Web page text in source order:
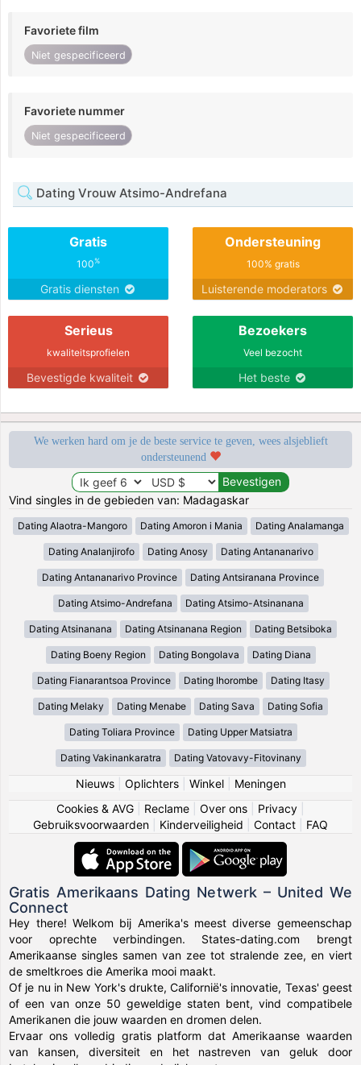
Favoriete film
Niet gespecificeerd
Favoriete nummer
Niet gespecificeerd
Dating Vrouw Atsimo-Andrefana
Gratis
100%
Gratis diensten
Ondersteuning
100% gratis
Luisterende moderators
Serieus
kwaliteitsprofielen
Bevestigde kwaliteit
Bezoekers
Veel bezocht
Het beste
We werken hard om je de beste service te geven, wees alsjeblieft
ondersteunend
Vind singles in de gebieden van: Madagaskar
Dating Alaotra-Mangoro Dating Amoron i Mania Dating Analamanga
Dating Analanjirofo Dating Anosy Dating Antananarivo
Dating Antananarivo Province Dating Antsiranana Province
Dating Atsimo-Andrefana Dating Atsimo-Atsinanana
Dating Atsinanana Dating Atsinanana Region Dating Betsiboka
Dating Boeny Region Dating Bongolava Dating Diana
Dating Fianarantsoa Province Dating Ihorombe Dating Itasy
Dating Melaky Dating Menabe Dating Sava Dating Sofia
Dating Toliara Province Dating Upper Matsiatra
Dating Vakinankaratra Dating Vatovavy-Fitovinany
Nieuws| Oplichters| Winkel| Meningen
Cookies & AVG
Reclame Over ons Privacy
Gebruiksvoorwaarden
Kinderveiligheid Contact FAQ
Gratis Amerikaans Dating Netwerk – United We
Connect
Hey there! Welkom bij Amerika's meest diverse gemeenschap
voor oprechte verbindingen. States-dating.com brengt
Amerikaanse singles samen van zee tot stralende zee, en viert
de smeltkroes die Amerika mooi maakt.
Of je nu in New York's drukte, Californië's innovatie, Texas' geest
of een van onze 50 geweldige staten bent, vind compatibele
Amerikanen die jouw waarden en dromen delen.
Ervaar ons volledig gratis platform dat Amerikaanse waarden
van kansen, diversiteit en het nastreven van geluk door